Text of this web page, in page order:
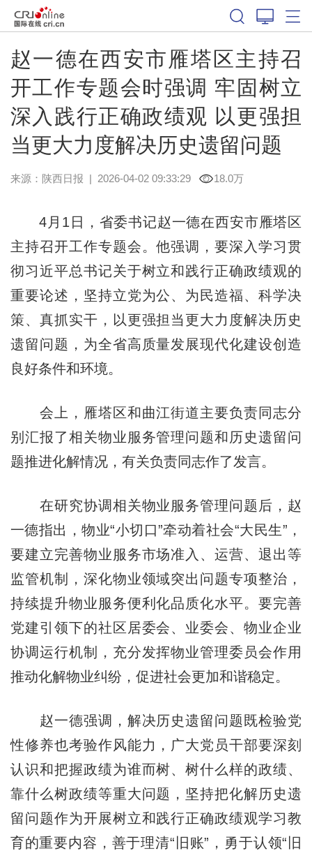
赵一德在西安市雁塔区主持召
开工作专题会时强调 牢固树立
深入践行正确政绩观 以更强担
当更大力度解决历史遗留问题
来源： 陕西日报 | 2026-04-02 09:33:29 18.0万
4月1日，省委书记赵一德在西安市雁塔区
主持召开工作专题会。他强调，要深入学习贯
彻习近平总书记关于树立和践行正确政绩观的
重要论述，坚持立党为公、为民造福、科学决
策、真抓实干，以更强担当更大力度解决历史
遗留问题，为全省高质量发展现代化建设创造
良好条件和环境。
会上，雁塔区和曲江街道主要负责同志分
别汇报了相关物业服务管理问题和历史遗留问
题推进化解情况，有关负责同志作了发言。
在研究协调相关物业服务管理问题后，赵
一德指出，物业“小切口”牵动着社会“大民生”，
要建立完善物业服务市场准入、运营、退出等
监管机制，深化物业领域突出问题专项整治，
持续提升物业服务便利化品质化水平。要完善
党建引领下的社区居委会、业委会、物业企业
协调运行机制，充分发挥物业管理委员会作用
推动化解物业纠纷，促进社会更加和谐稳定。
赵一德强调，解决历史遗留问题既检验党
性修养也考验作风能力，广大党员干部要深刻
认识和把握政绩为谁而树、树什么样的政绩、
靠什么树政绩等重大问题，坚持把化解历史遗
留问题作为开展树立和践行正确政绩观学习教
育的重要内容，善于理清“旧账”，勇于认领“旧